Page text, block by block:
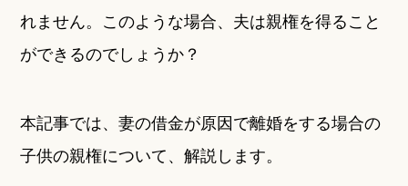
れません。このような場合、夫は親権を得ること
ができるのでしょうか？
本記事では、妻の借金が原因で離婚をする場合の
子供の親権について、解説します。